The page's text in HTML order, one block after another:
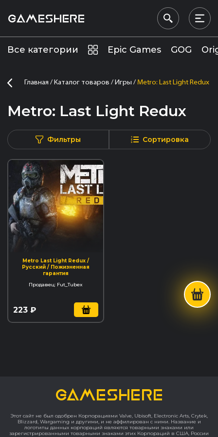
GAMESHERE
Epic Games GOG
Все категории
Metro: Last Light Redux
Главная Каталог товаров Игры Metro: Last Light Redux
Фильтры Сортировка
Metro Last Light Redux /
Русский / Пожизненная
гарантия
Продавец: Fut_Tubex
223 ₽
GAMESHERE
Этот сайт не был одобрен Корпорациями Valve, Ubisoft, Electronic Arts, Crytek,
Blizzard, Wargaming и другими, и не аффилирован с ними. Название и
логотипы данных корпораций являются товарными знаками или
зарегистрированными товарными знаками этих Корпораций в США, России